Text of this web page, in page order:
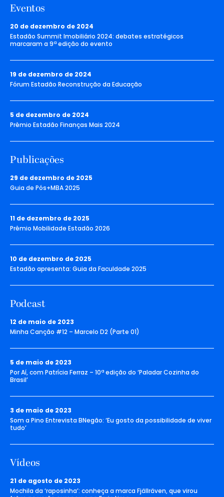
Eventos
20 de dezembro de 2024
Estadão Summit Imobiliário 2024: debates estratégicos
marcaram a 9ª edição do evento
19 de dezembro de 2024
Fórum Estadão Reconstrução da Educação
5 de dezembro de 2024
Prêmio Estadão Finanças Mais 2024
Publicações
29 de dezembro de 2025
Guia de Pós+MBA 2025
11 de dezembro de 2025
Prêmio Mobilidade Estadão 2026
10 de dezembro de 2025
Estadão apresenta: Guia da Faculdade 2025
Podcast
12 de maio de 2023
Minha Canção #12 – Marcelo D2 (Parte 01)
5 de maio de 2023
Por Aí, com Patrícia Ferraz – 10ª edição do ‘Paladar Cozinha do
Brasil’
3 de maio de 2023
Som a Pino Entrevista BNegão: ‘Eu gosto da possibilidade de viver
tudo’
Vídeos
21 de agosto de 2023
Mochila da ‘raposinha’: conheça a marca Fjällräven, que virou